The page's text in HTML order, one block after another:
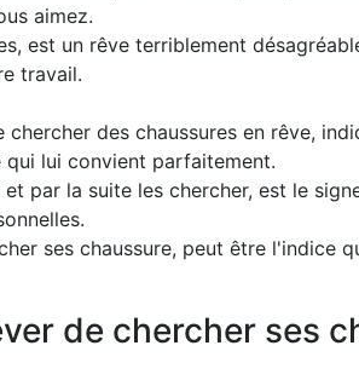
aimez.
est un rêve terriblement
travail.
des chaussures en rêve,
lui convient parfaitement.
par la suite les chercher, est le
ses chaussure, peut être l'indice
de chercher ses